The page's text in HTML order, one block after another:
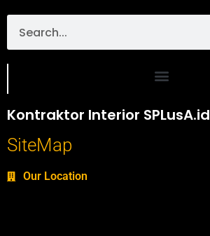
Kontraktor Interior SPLusA.id
SiteMap
Our Location